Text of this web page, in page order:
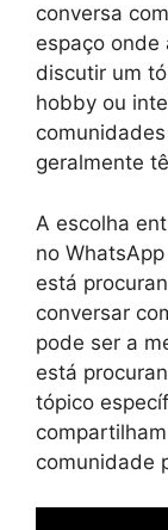
conversa
espaço onde
discutir um
hobby ou
geralmente
A escolha
no
está
conversar
pode ser a
está
tópico
comunidade